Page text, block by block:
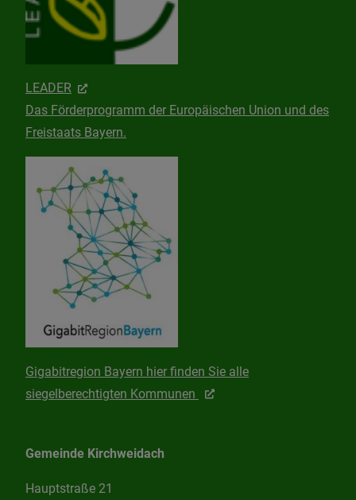
LEADER
Das Förderprogramm der Europäischen Union und des
Freistaats Bayern.
Gigabitregion Bayern hier finden Sie alle
siegelberechtigten Kommunen
Gemeinde Kirchweidach
Hauptstraße 21